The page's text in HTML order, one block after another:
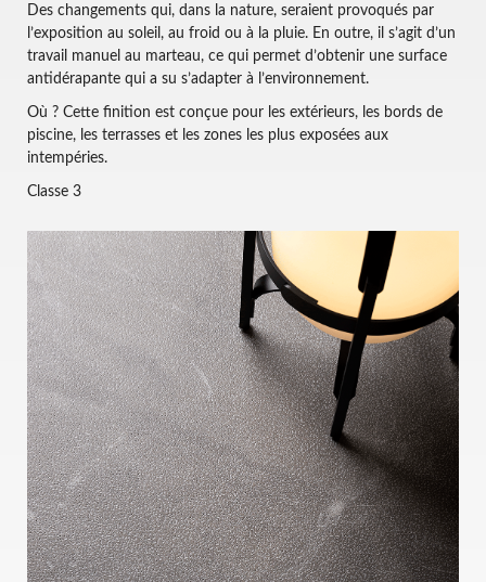
Des changements qui, dans la nature, seraient provoqués par
l’exposition au soleil, au froid ou à la pluie. En outre, il s’agit d’un
travail manuel au marteau, ce qui permet d’obtenir une surface
antidérapante qui a su s’adapter à l’environnement.
Où ? Cette finition est conçue pour les extérieurs, les bords de
piscine, les terrasses et les zones les plus exposées aux
intempéries.
Classe 3